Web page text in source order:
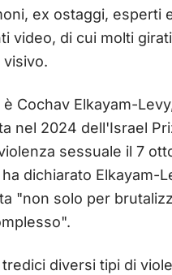
ex ostaggi, esperti
video, di cui molti
visivo.
Cochav Elkayam-
nel 2024 dell'Israel
sessuale il 7
dichiarato Elkayam-
"non solo per
diversi tipi di